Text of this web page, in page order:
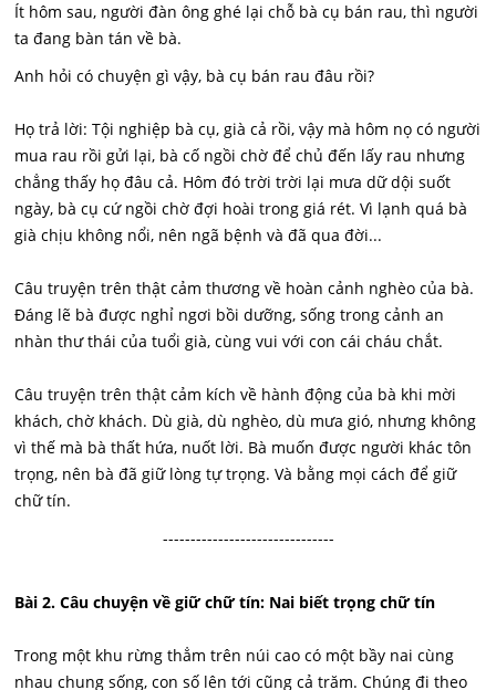
Ít hôm sau, người đàn ông ghé lại chỗ bà cụ bán rau, thì người
ta đang bàn tán về bà.
Anh hỏi có chuyện gì vậy, bà cụ bán rau đâu rồi?
Họ trả lời: Tội nghiệp bà cụ, già cả rồi, vậy mà hôm nọ có người
mua rau rồi gửi lại, bà cố ngồi chờ để chủ đến lấy rau nhưng
chẳng thấy họ đâu cả. Hôm đó trời trời lại mưa dữ dội suốt
ngày, bà cụ cứ ngồi chờ đợi hoài trong giá rét. Vì lạnh quá bà
già chịu không nổi, nên ngã bệnh và đã qua đời...
Câu truyện trên thật cảm thương về hoàn cảnh nghèo của bà.
Đáng lẽ bà được nghỉ ngơi bồi dưỡng, sống trong cảnh an
nhàn thư thái của tuổi già, cùng vui với con cái cháu chắt.
Câu truyện trên thật cảm kích về hành động của bà khi mời
khách, chờ khách. Dù già, dù nghèo, dù mưa gió, nhưng không
vì thế mà bà thất hứa, nuốt lời. Bà muốn được người khác tôn
trọng, nên bà đã giữ lòng tự trọng. Và bằng mọi cách để giữ
chữ tín.
-------------------------------
Bài 2. Câu chuyện về giữ chữ tín: Nai biết trọng chữ tín
Trong một khu rừng thẳm trên núi cao có một bầy nai cùng
nhau chung sống, con số lên tới cũng cả trăm. Chúng đi theo